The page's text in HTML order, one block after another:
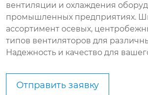
вентиляции и охлаждения
промышленных предприятиях.
ассортимент осевых,
типов вентиляторов для
Надежность и качество для
Отправить заявку